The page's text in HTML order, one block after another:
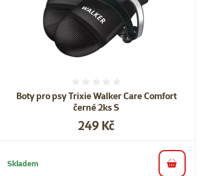
Boty pro psy Trixie Walker Care Comfort
černé 2ks S
Cena
249 Kč
Skladem do košíku